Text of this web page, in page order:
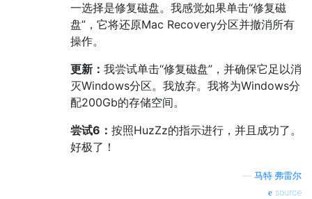
一选择是修复磁盘。我感觉如果单击“修复磁
盘”，它将还原Mac Recovery分区并撤消所有
操作。
更新： 我尝试单击“修复磁盘”，并确保它足以消
灭Windows分区。我放弃。我将为Windows分
配200Gb的存储空间。
尝试6： 按照HuzZz的指示进行，并且成功了。
好极了！
马特·弗雷尔
source